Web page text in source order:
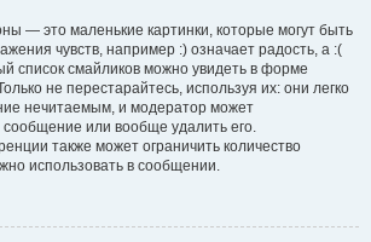
— это маленькие картинки, которые могут быть
чувств, например :) означает радость, а :(
список смайликов можно увидеть в форме
не перестарайтесь, используя их: они легко
нечитаемым, и модератор может
или вообще удалить его.
также может ограничить количество
использовать в сообщении.